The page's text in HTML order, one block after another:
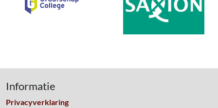
Informatie
Privacyverklaring